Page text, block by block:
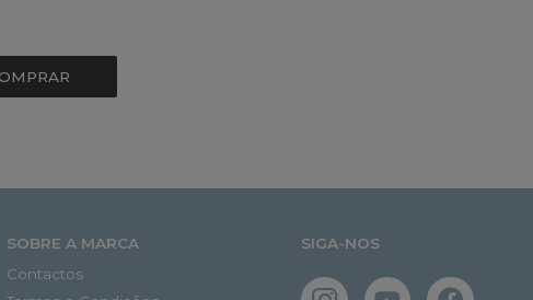
SOBRE A MARCA
Contactos
SIGA-NOS